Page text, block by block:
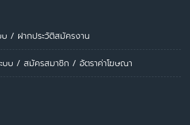
บ / ฝากประวัติสมัครงาน
บบ / สมัครสมาชิก / อัตราค่าโฆษณา